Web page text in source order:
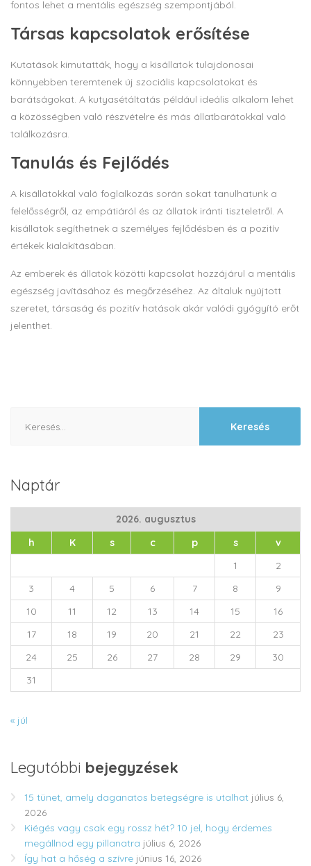
fontos lehet a mentális egészség szempontjából.
Társas kapcsolatok erősítése
Kutatások kimutatták, hogy a kisállatok tulajdonosai
könnyebben teremtenek új szociális kapcsolatokat és
barátságokat. A kutyasétáltatás például ideális alkalom lehet
a közösségben való részvételre és más állatbarátokkal való
találkozásra.
Tanulás és Fejlődés
A kisállatokkal való foglalkozás során sokat tanulhatunk a
felelősségről, az empátiáról és az állatok iránti tiszteletről. A
kisállatok segíthetnek a személyes fejlődésben és a pozitív
értékek kialakításában.
Az emberek és állatok közötti kapcsolat hozzájárul a mentális
egészség javításához és megőrzéséhez. Az általuk nyújtott
szeretet, társaság és pozitív hatások akár valódi gyógyító erőt
jelenthet.
Naptár
2026. augusztus
h
K s c p s
v
1
2
3
4 5 6 7 8
9
10
11 12 13 14 15
16
17
18 19 20 21 22
23
24
25 26 27 28 29
30
31
« júl
Legutóbbi bejegyzések
15 tünet, amely daganatos betegségre is utalhat július 6,
2026
Kiégés vagy csak egy rossz hét? 10 jel, hogy érdemes
megállnod egy pillanatra július 6, 2026
Így hat a hőség a szívre június 16, 2026